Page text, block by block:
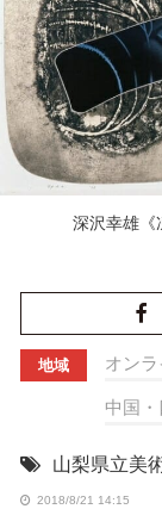
深沢幸雄《
地域 オンラ
中国・
山梨県立美
2018/8/21 14:15